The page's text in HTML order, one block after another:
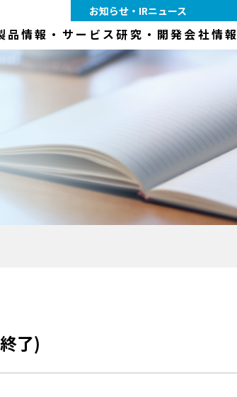
お知らせ・IRニュース
品情報・サービス研究・開発会社情報
了)